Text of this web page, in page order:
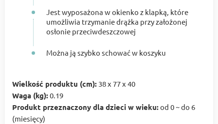
Jest wyposażona w okienko z klapką, które
umożliwia trzymanie drążka przy założonej
osłonie przeciwdeszczowej
Można ją szybko schować w koszyku
Wielkość produktu (cm): 38 x 77 x 40
Waga (kg):0.19
Produkt przeznaczony dla dzieci w wieku:od 0 ~ do 6
(miesięcy)